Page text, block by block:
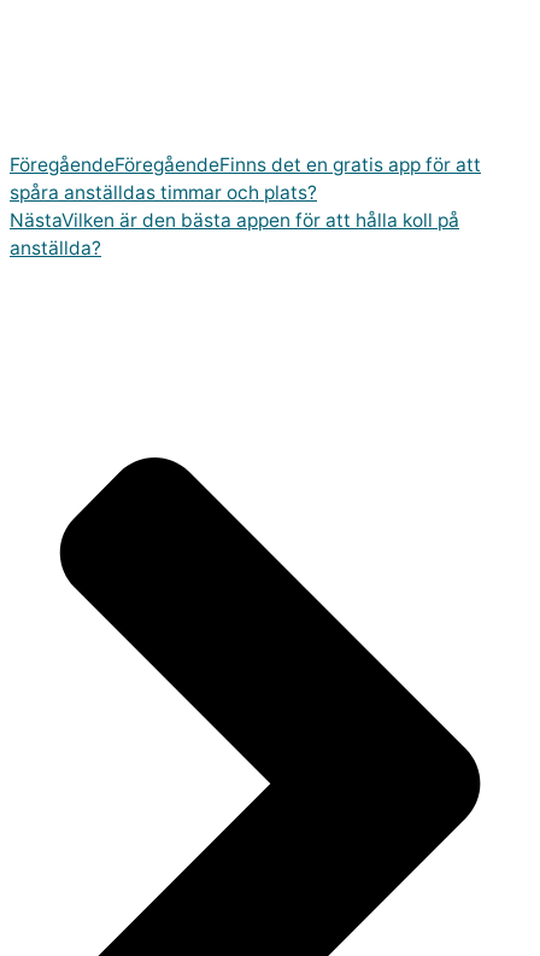
FöregåendeFöregåendeFinns det en gratis app för att
spåra anställdas timmar och plats?
NästaVilken är den bästa appen för att hålla koll på
anställda?